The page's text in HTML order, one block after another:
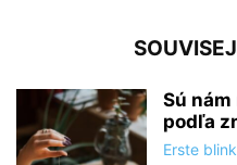
Sú
podľa
Erste blink